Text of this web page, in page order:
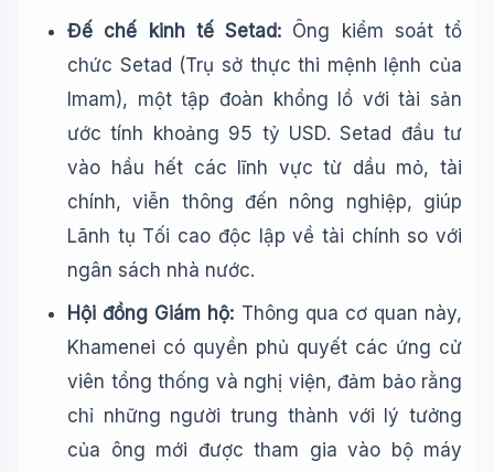
Đế chế kinh tế Setad: Ông kiểm soát tổ
chức Setad (Trụ sở thực thi mệnh lệnh của
Imam), một tập đoàn khổng lồ với tài sản
ước tính khoảng 95 tỷ USD. Setad đầu tư
vào hầu hết các lĩnh vực từ dầu mỏ, tài
chính, viễn thông đến nông nghiệp, giúp
Lãnh tụ Tối cao độc lập về tài chính so với
ngân sách nhà nước.
Hội đồng Giám hộ: Thông qua cơ quan này,
Khamenei có quyền phủ quyết các ứng cử
viên tổng thống và nghị viện, đảm bảo rằng
chỉ những người trung thành với lý tưởng
của ông mới được tham gia vào bộ máy